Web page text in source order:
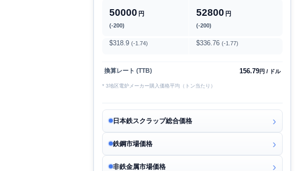
50000 円
(-200)
52800 円
(-200)
$318.9 (-1.74) $336.76 (-1.77)
換算レート (TTB) 156.79円 / ドル
* 3地区電炉メーカー購入価格平均（トン当たり）
日本鉄スクラップ総合価格
鉄鋼市場価格
非鉄金属市場価格